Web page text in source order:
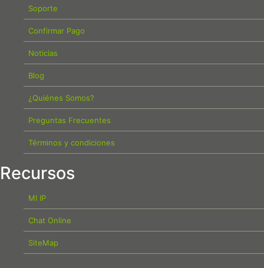
Soporte
Confirmar Pago
Noticias
Blog
¿Quiénes Somos?
Preguntas Frecuentes
Términos y condiciones
Recursos
MI IP
Chat Online
SiteMap